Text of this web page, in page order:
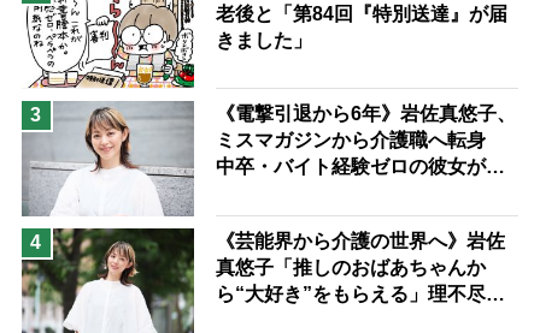
老後と「第84回『特別送達』が届
きました」
3
《電撃引退から6年》岩佐真悠子、
ミスマガジンから介護職へ転身
中卒・バイト経験ゼロの彼女が見
ながら自分らしくいられる」
4
《芸能界から介護の世界へ》岩佐
真悠子「推しのおばあちゃんか
ら“大好き”をもらえる」理不尽さ